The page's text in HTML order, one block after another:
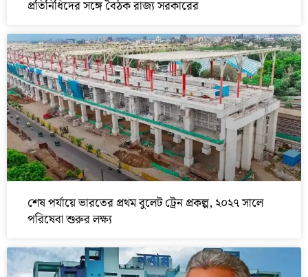
প্রতিনিধিদের সঙ্গে বৈঠক রাজ্য সরকারের
শেষ পর্যায়ে ভারতের প্রথম বুলেট ট্রেন প্রকল্প, ২০২৭ সালে
পরিষেবা শুরুর লক্ষ্য